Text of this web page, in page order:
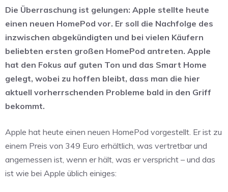
Die Überraschung ist gelungen: Apple stellte heute
einen neuen HomePod vor. Er soll die Nachfolge des
inzwischen abgekündigten und bei vielen Käufern
beliebten ersten großen HomePod antreten. Apple
hat den Fokus auf guten Ton und das Smart Home
gelegt, wobei zu hoffen bleibt, dass man die hier
aktuell vorherrschenden Probleme bald in den Griff
bekommt.
Apple hat heute einen neuen HomePod vorgestellt. Er ist zu
einem Preis von 349 Euro erhältlich, was vertretbar und
angemessen ist, wenn er hält, was er verspricht – und das
ist wie bei Apple üblich einiges: